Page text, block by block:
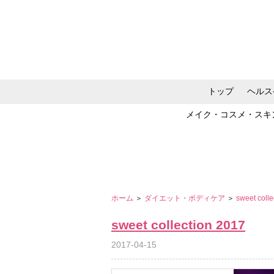
トップ ヘル
メイク・コスメ・ス
ホーム ＞ ダイエット・ボディケア ＞ sweet
sweet collection 2017
2017-04-15